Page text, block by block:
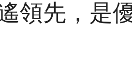
領先，是